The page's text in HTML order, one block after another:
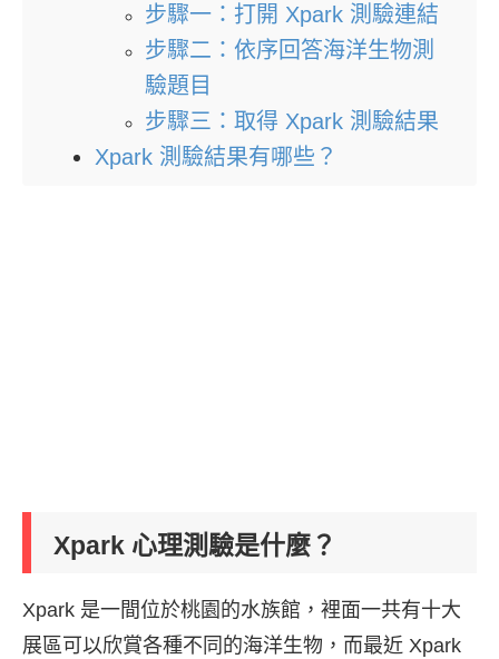
步驟一：打開 Xpark 測驗連結
步驟二：依序回答海洋生物測
驗題目
步驟三：取得 Xpark 測驗結果
Xpark 測驗結果有哪些？
Xpark 心理測驗是什麼？
Xpark 是一間位於桃園的水族館，裡面一共有十大
展區可以欣賞各種不同的海洋生物，而最近 Xpark